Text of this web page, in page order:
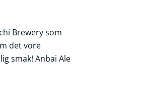
Brewery som
det vore
smak! Anbai Ale